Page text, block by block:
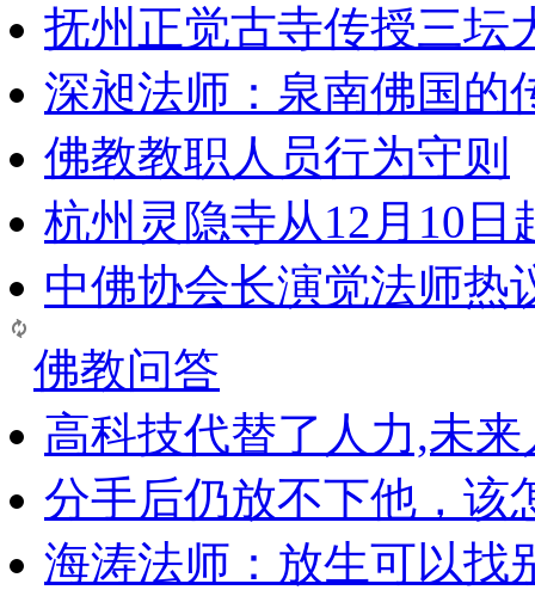
抚州正觉古寺传授三坛
深昶法师：泉南佛国的
佛教教职人员行为守则
杭州灵隐寺从12月10日
中佛协会长演觉法师热
佛教问答
高科技代替了人力,未
分手后仍放不下他，该
海涛法师：放生可以找